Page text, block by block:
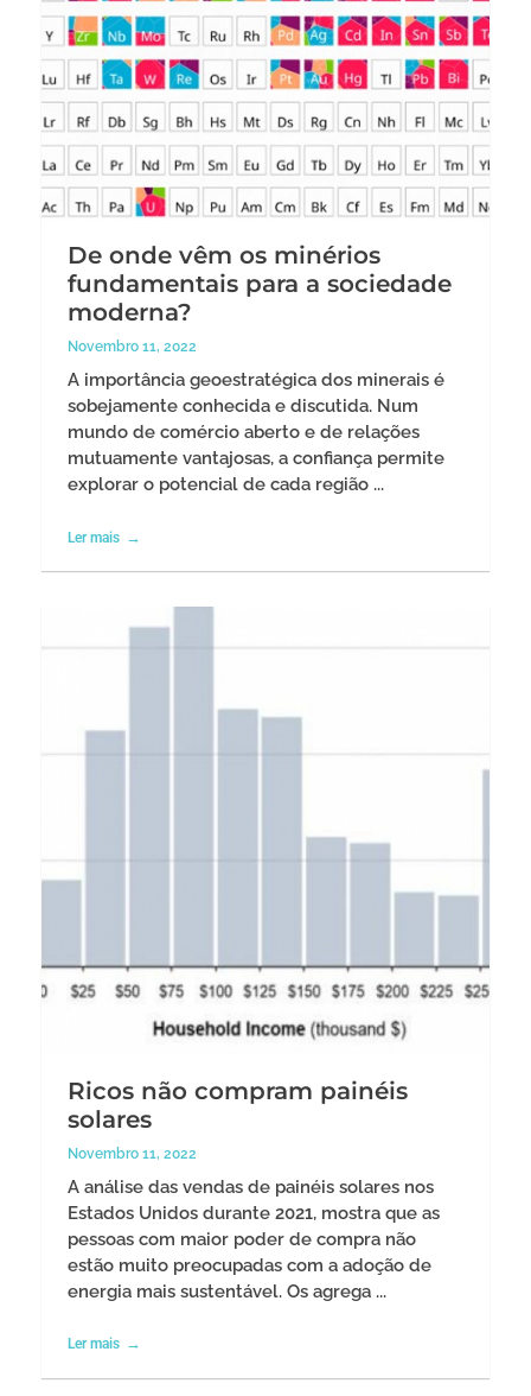
De onde vêm os minérios
fundamentais para a sociedade
moderna?
Novembro 11, 2022
A importância geoestratégica dos minerais é
sobejamente conhecida e discutida. Num
mundo de comércio aberto e de relações
mutuamente vantajosas, a confiança permite
explorar o potencial de cada região ...
Ler mais
Ricos não compram painéis
solares
Novembro 11, 2022
A análise das vendas de painéis solares nos
Estados Unidos durante 2021, mostra que as
pessoas com maior poder de compra não
estão muito preocupadas com a adoção de
energia mais sustentável. Os agrega ...
Ler mais